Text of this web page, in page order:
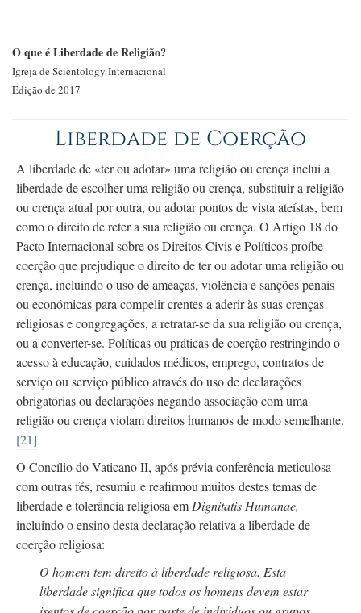
O que é Liberdade de Religião?
Igreja de Scientology Internacional
Edição de 2017
Liberdade de Coerção
A liberdade de «ter ou adotar» uma religião ou crença inclui a
liberdade de escolher uma religião ou crença, substituir a religião
ou crença atual por outra, ou adotar pontos de vista ateístas, bem
como o direito de reter a sua religião ou crença. O Artigo 18 do
Pacto Internacional sobre os Direitos Civis e Políticos proíbe
coerção que prejudique o direito de ter ou adotar uma religião ou
crença, incluindo o uso de ameaças, violência e sanções penais
ou económicas para compelir crentes a aderir às suas crenças
religiosas e congregações, a retratar-seda sua religião ou crença,
ou a converter-se. Políticas ou práticas de coerção restringindo o
acesso à educação, cuidados médicos, emprego, contratos de
serviço ou serviço público através do uso de declarações
obrigatórias ou declarações negando associação com uma
religião ou crença violam direitos humanos de modo semelhante.
[21]
O Concílio do Vaticano II, após prévia conferência meticulosa
com outras fés, resumiu e reafirmou muitos destes temas de
liberdade e tolerância religiosa em Dignitatis Humanae,
incluindo o ensino desta declaração relativa a liberdade de
coerção religiosa:
O homem tem direito à liberdade religiosa. Esta
liberdade significa que todos os homens devem estar